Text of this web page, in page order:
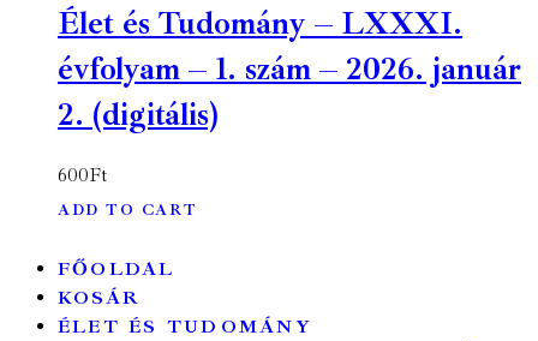
Élet és Tudomány – LXXXI.
évfolyam – 1. szám – 2026. január
2. (digitális)
600Ft
ADD TO CART
FŐOLDAL
KOSÁR
ÉLET ÉS TUDOMÁNY